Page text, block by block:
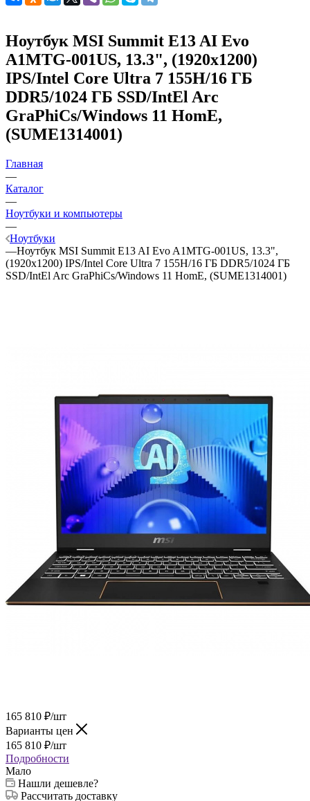
Ноутбук MSI Summit E13 AI Evo
A1MTG-001US, 13.3", (1920x1200)
IPS/Intel Core Ultra 7 155H/16 ГБ
DDR5/1024 ГБ SSD/IntEl Arc
GraPhiCs/Windows 11 HomE,
(SUME1314001)
Главная
—
Каталог
—
Ноутбуки и компьютеры
—
Ноутбуки
—Ноутбук MSI Summit E13 AI Evo A1MTG-001US, 13.3",
(1920x1200) IPS/Intel Core Ultra 7 155H/16 ГБ DDR5/1024 ГБ
SSD/IntEl Arc GraPhiCs/Windows 11 HomE, (SUME1314001)
165 810 ₽/шт
Варианты цен
165 810 ₽/шт
Подробности
Мало
Нашли дешевле?
Рассчитать доставку